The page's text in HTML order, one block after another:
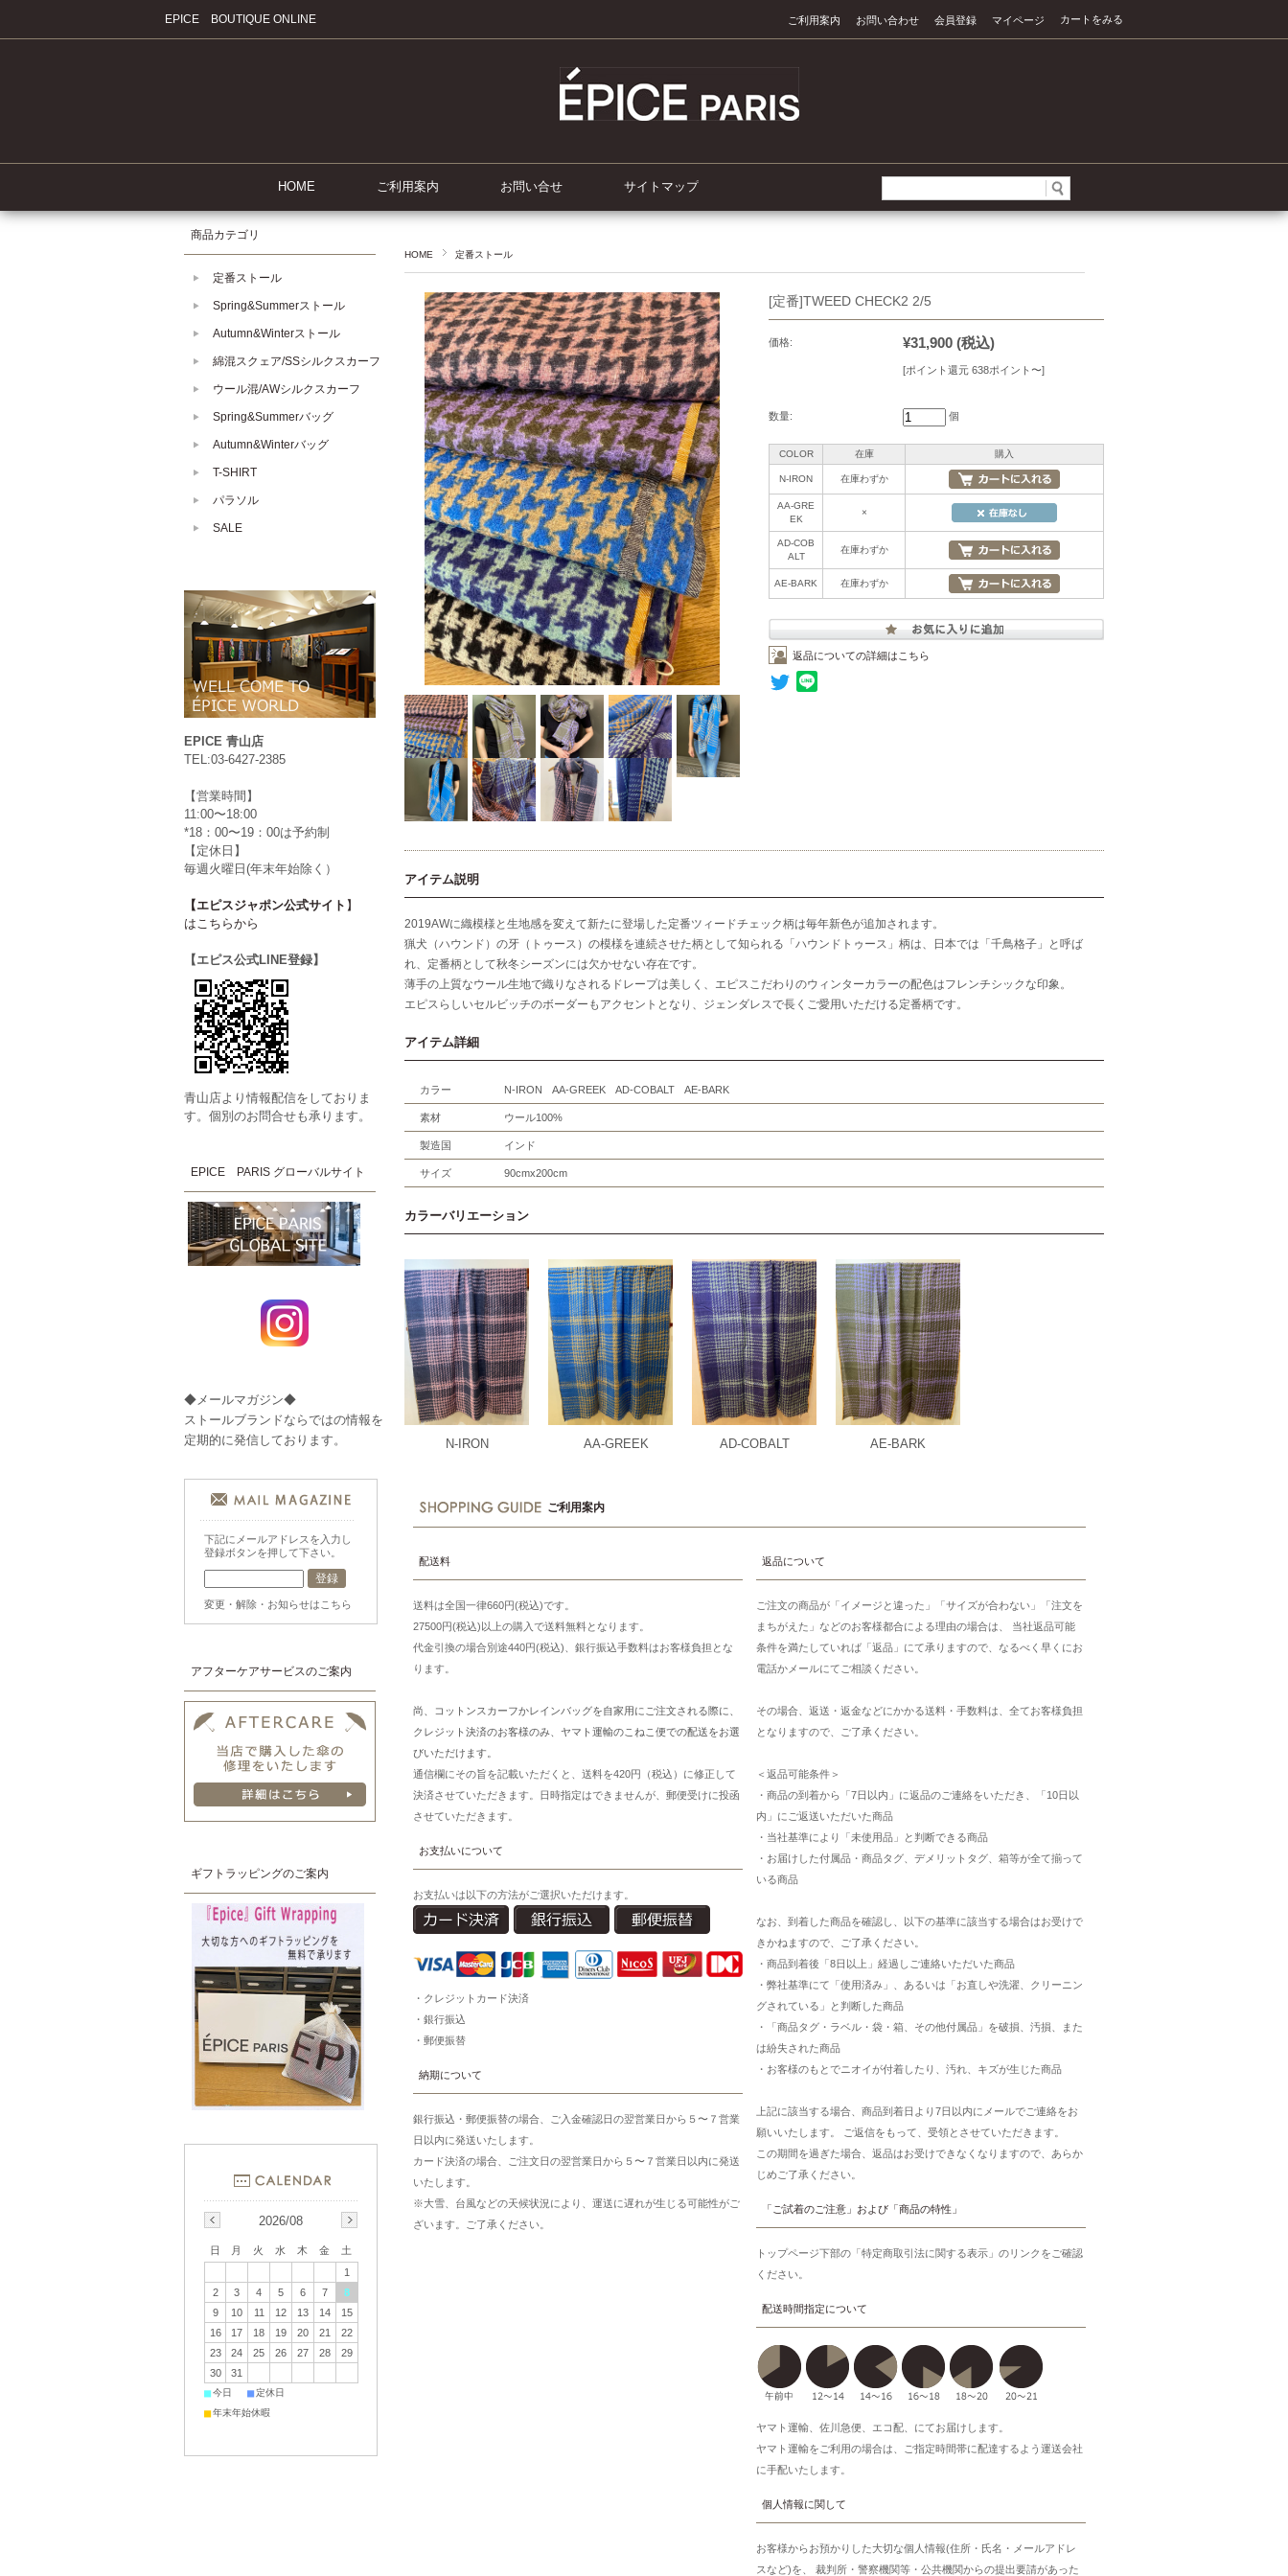
EPICE BOUTIQUE ONLINE カートをみる
マイページ
会員登録
お問い合わせ
ご利用案内
HOME ご利用案内 お問い合せ サイトマップ
HOME 定番ストール
[定番]TWEED CHECK2 2/5
価格: ¥31,900 (税込)
[ポイント還元 638ポイント〜]
数量: 個
COLOR 在庫 購入
N-IRON 在庫わずか
AA-GRE
EK
×
AD-COB
ALT
在庫わずか
AE-BARK 在庫わずか
返品についての詳細はこちら
アイテム説明
2019AWに織模様と生地感を変えて新たに登場した定番ツィードチェック柄は毎年新色が追加されます。
猟犬（ハウンド）の牙（トゥース）の模様を連続させた柄として知られる「ハウンドトゥース」柄は、日本では「千鳥格子」と呼ば
れ、定番柄として秋冬シーズンには欠かせない存在です。
薄手の上質なウール生地で織りなされるドレープは美しく、エピスこだわりのウィンターカラーの配色はフレンチシックな印象。
エピスらしいセルビッチのボーダーもアクセントとなり、ジェンダレスで長くご愛用いただける定番柄です。
アイテム詳細
カラー N-IRON AA-GREEK AD-COBALT AE-BARK
素材 ウール100%
製造国 インド
サイズ 90cmx200cm
カラーバリエーション
N-IRON AA-GREEK AD-COBALT AE-BARK
ご利用案内
配送料
送料は全国一律660円(税込)です。
27500円(税込)以上の購入で送料無料となります。
代金引換の場合別途440円(税込)、銀行振込手数料はお客様負担とな
ります。
尚、コットンスカーフかレインバッグを自家用にご注文される際に、
クレジット決済のお客様のみ、ヤマト運輸のこねこ便での配送をお選
びいただけます。
通信欄にその旨を記載いただくと、送料を420円（税込）に修正して
決済させていただきます。日時指定はできませんが、郵便受けに投函
させていただきます。
お支払いについて
お支払いは以下の方法がご選択いただけます。
・クレジットカード決済
・銀行振込
・郵便振替
納期について
銀行振込・郵便振替の場合、ご入金確認日の翌営業日から５〜７営業
日以内に発送いたします。
カード決済の場合、ご注文日の翌営業日から５〜７営業日以内に発送
いたします。
※大雪、台風などの天候状況により、運送に遅れが生じる可能性がご
ざいます。ご了承ください。
返品について
ご注文の商品が「イメージと違った」「サイズが合わない」「注文を
まちがえた」などのお客様都合による理由の場合は、 当社返品可能
条件を満たしていれば「返品」にて承りますので、なるべく早くにお
電話かメールにてご相談ください。
その場合、返送・返金などにかかる送料・手数料は、全てお客様負担
となりますので、ご了承ください。
＜返品可能条件＞
・商品の到着から「7日以内」に返品のご連絡をいただき、「10日以
内」にご返送いただいた商品
・当社基準により「未使用品」と判断できる商品
・お届けした付属品・商品タグ、デメリットタグ、箱等が全て揃って
いる商品
なお、到着した商品を確認し、以下の基準に該当する場合はお受けで
きかねますので、ご了承ください。
・商品到着後「8日以上」経過しご連絡いただいた商品
・弊社基準にて「使用済み」、あるいは「お直しや洗濯、クリーニン
グされている」と判断した商品
・「商品タグ・ラベル・袋・箱、その他付属品」を破損、汚損、また
は紛失された商品
・お客様のもとでニオイが付着したり、汚れ、キズが生じた商品
上記に該当する場合、商品到着日より7日以内にメールでご連絡をお
願いいたします。 ご返信をもって、受領とさせていただきます。
この期間を過ぎた場合、返品はお受けできなくなりますので、あらか
じめご了承ください。
「ご試着のご注意」および「商品の特性」
トップページ下部の「特定商取引法に関する表示」のリンクをご確認
ください。
配送時間指定について
ヤマト運輸、佐川急便、エコ配、にてお届けします。
ヤマト運輸をご利用の場合は、ご指定時間帯に配達するよう運送会社
に手配いたします。
個人情報に関して
お客様からお預かりした大切な個人情報(住所・氏名・メールアドレ
スなど)を、 裁判所・警察機関等・公共機関からの提出要請があった
商品カテゴリ
定番ストール
Spring&Summerストール
Autumn&Winterストール
綿混スクェア/SSシルクスカーフ
ウール混/AWシルクスカーフ
Spring&Summerバッグ
Autumn&Winterバッグ
T-SHIRT
パラソル
SALE
EPICE 青山店
TEL:03-6427-2385
【営業時間】
11:00〜18:00
*18：00〜19：00は予約制
【定休日】
毎週火曜日(年末年始除く）
【エピスジャポン公式サイト 】
はこちらから
【エピス公式LINE登録】
青山店より情報配信をしておりま
す。個別のお問合せも承ります。
EPICE PARIS グローバルサイト
◆メールマガジン◆
ストールブランドならではの情報を
定期的に発信しております。
下記にメールアドレスを入力し
登録ボタンを押して下さい。
変更・解除・お知らせはこちら
アフターケアサービスのご案内
ギフトラッピングのご案内
2026/08
日 月 火 水 木 金
土
1
2
3 4 5 6 7
8
9
10 11 12 13 14
15
16
17 18 19 20 21
22
23
24 25 26 27 28
29
30
31
■今日 ■定休日
■年末年始休暇